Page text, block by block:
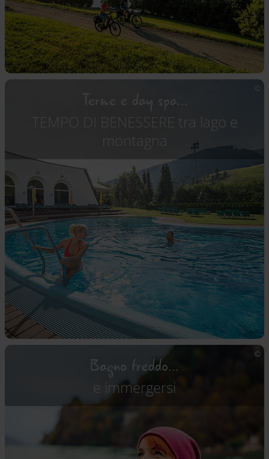
Terme e day spa...
TEMPO DI BENESSERE tra lago e
montagna
Bagno freddo...
e immergersi